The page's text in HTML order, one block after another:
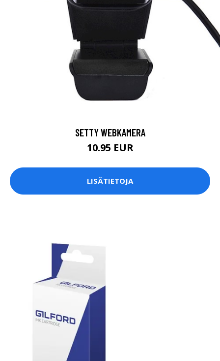
SETTY WEBKAMERA
10.95 EUR
LISÄTIETOJA